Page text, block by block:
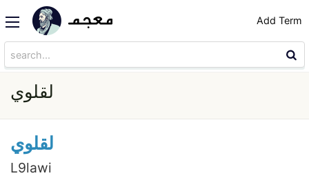
Add Term
لقلوي
لقلوي
L9lawi